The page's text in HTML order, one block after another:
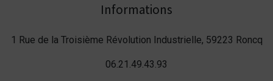
Informations
1 Rue de la Troisième Révolution Industrielle, 59223 Roncq
06.21.49.43.93